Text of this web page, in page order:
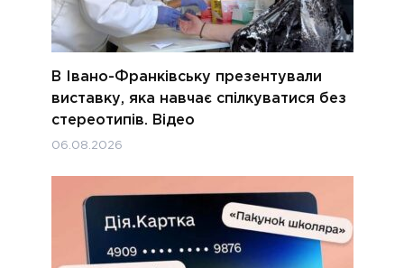
В Івано-Франківську презентували
виставку, яка навчає спілкуватися без
стереотипів. Відео
06.08.2026